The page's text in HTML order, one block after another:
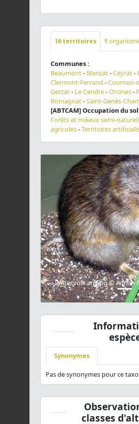
16territoires 1
Communes :
Beaumont- Blanzat-Ceyrat-
Clermont-Ferrand -Cournon-
Gerzat- Le Cendre-Orcines-
Romagnat-Saint-Genès-
[ABTCAM] Occupation du
Forêts et milieux semi-
agricoles-Territoires
Water.vole.arp.jpg © Adrian
Previous
Synonymes
Pas de synonymes pour ce
classes